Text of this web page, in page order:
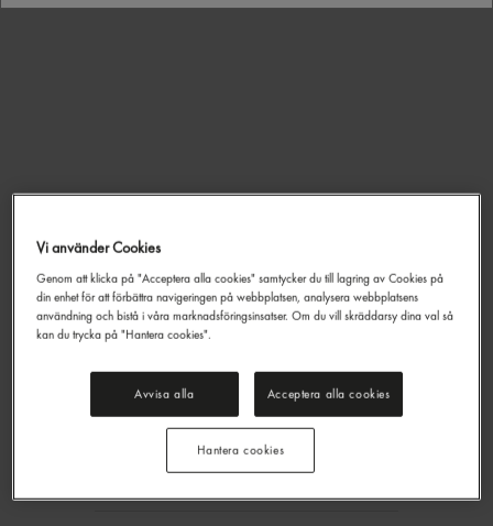
Original American Style
Bbq Sauce
Santa Maria2,575kg
EAN:
Generell produktinfo
Vi använder Cookies
Genom att klicka på "Acceptera alla cookies" samtycker du till lagring av Cookies på
din enhet för att förbättra navigeringen på webbplatsen, analysera webbplatsens
användning och bistå i våra marknadsföringsinsatser. Om du vill skräddarsy dina val så
kan du trycka på "Hantera cookies".
Avvisa alla Acceptera alla cookies
Hantera cookies